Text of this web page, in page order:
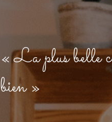
« La plus belle
bien »